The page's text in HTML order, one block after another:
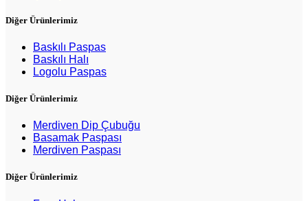
Diğer Ürünlerimiz
Baskılı Paspas
Baskılı Halı
Logolu Paspas
Diğer Ürünlerimiz
Merdiven Dip Çubuğu
Basamak Paspası
Merdiven Paspası
Diğer Ürünlerimiz